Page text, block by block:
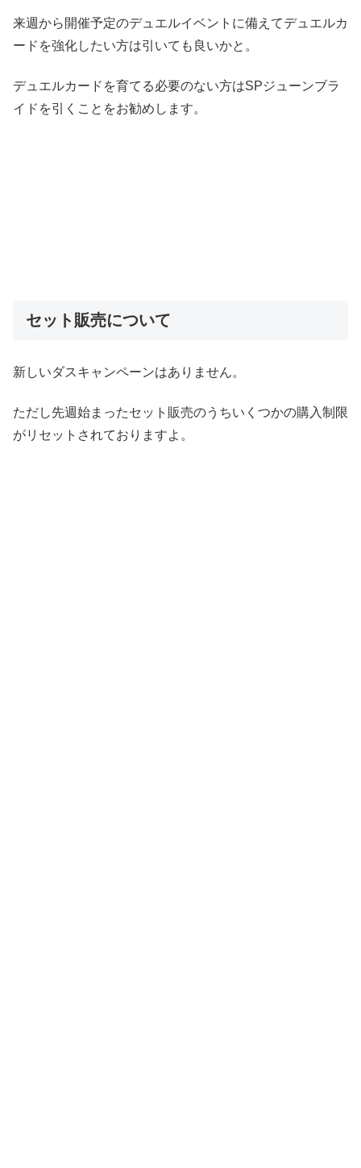
来週から開催予定のデュエルイベントに備えてデュエルカ
ードを強化したい方は引いても良いかと。
デュエルカードを育てる必要のない方はSPジューンブラ
イドを引くことをお勧めします。
セット販売について
新しいダスキャンペーンはありません。
ただし先週始まったセット販売のうちいくつかの購入制限
がリセットされておりますよ。